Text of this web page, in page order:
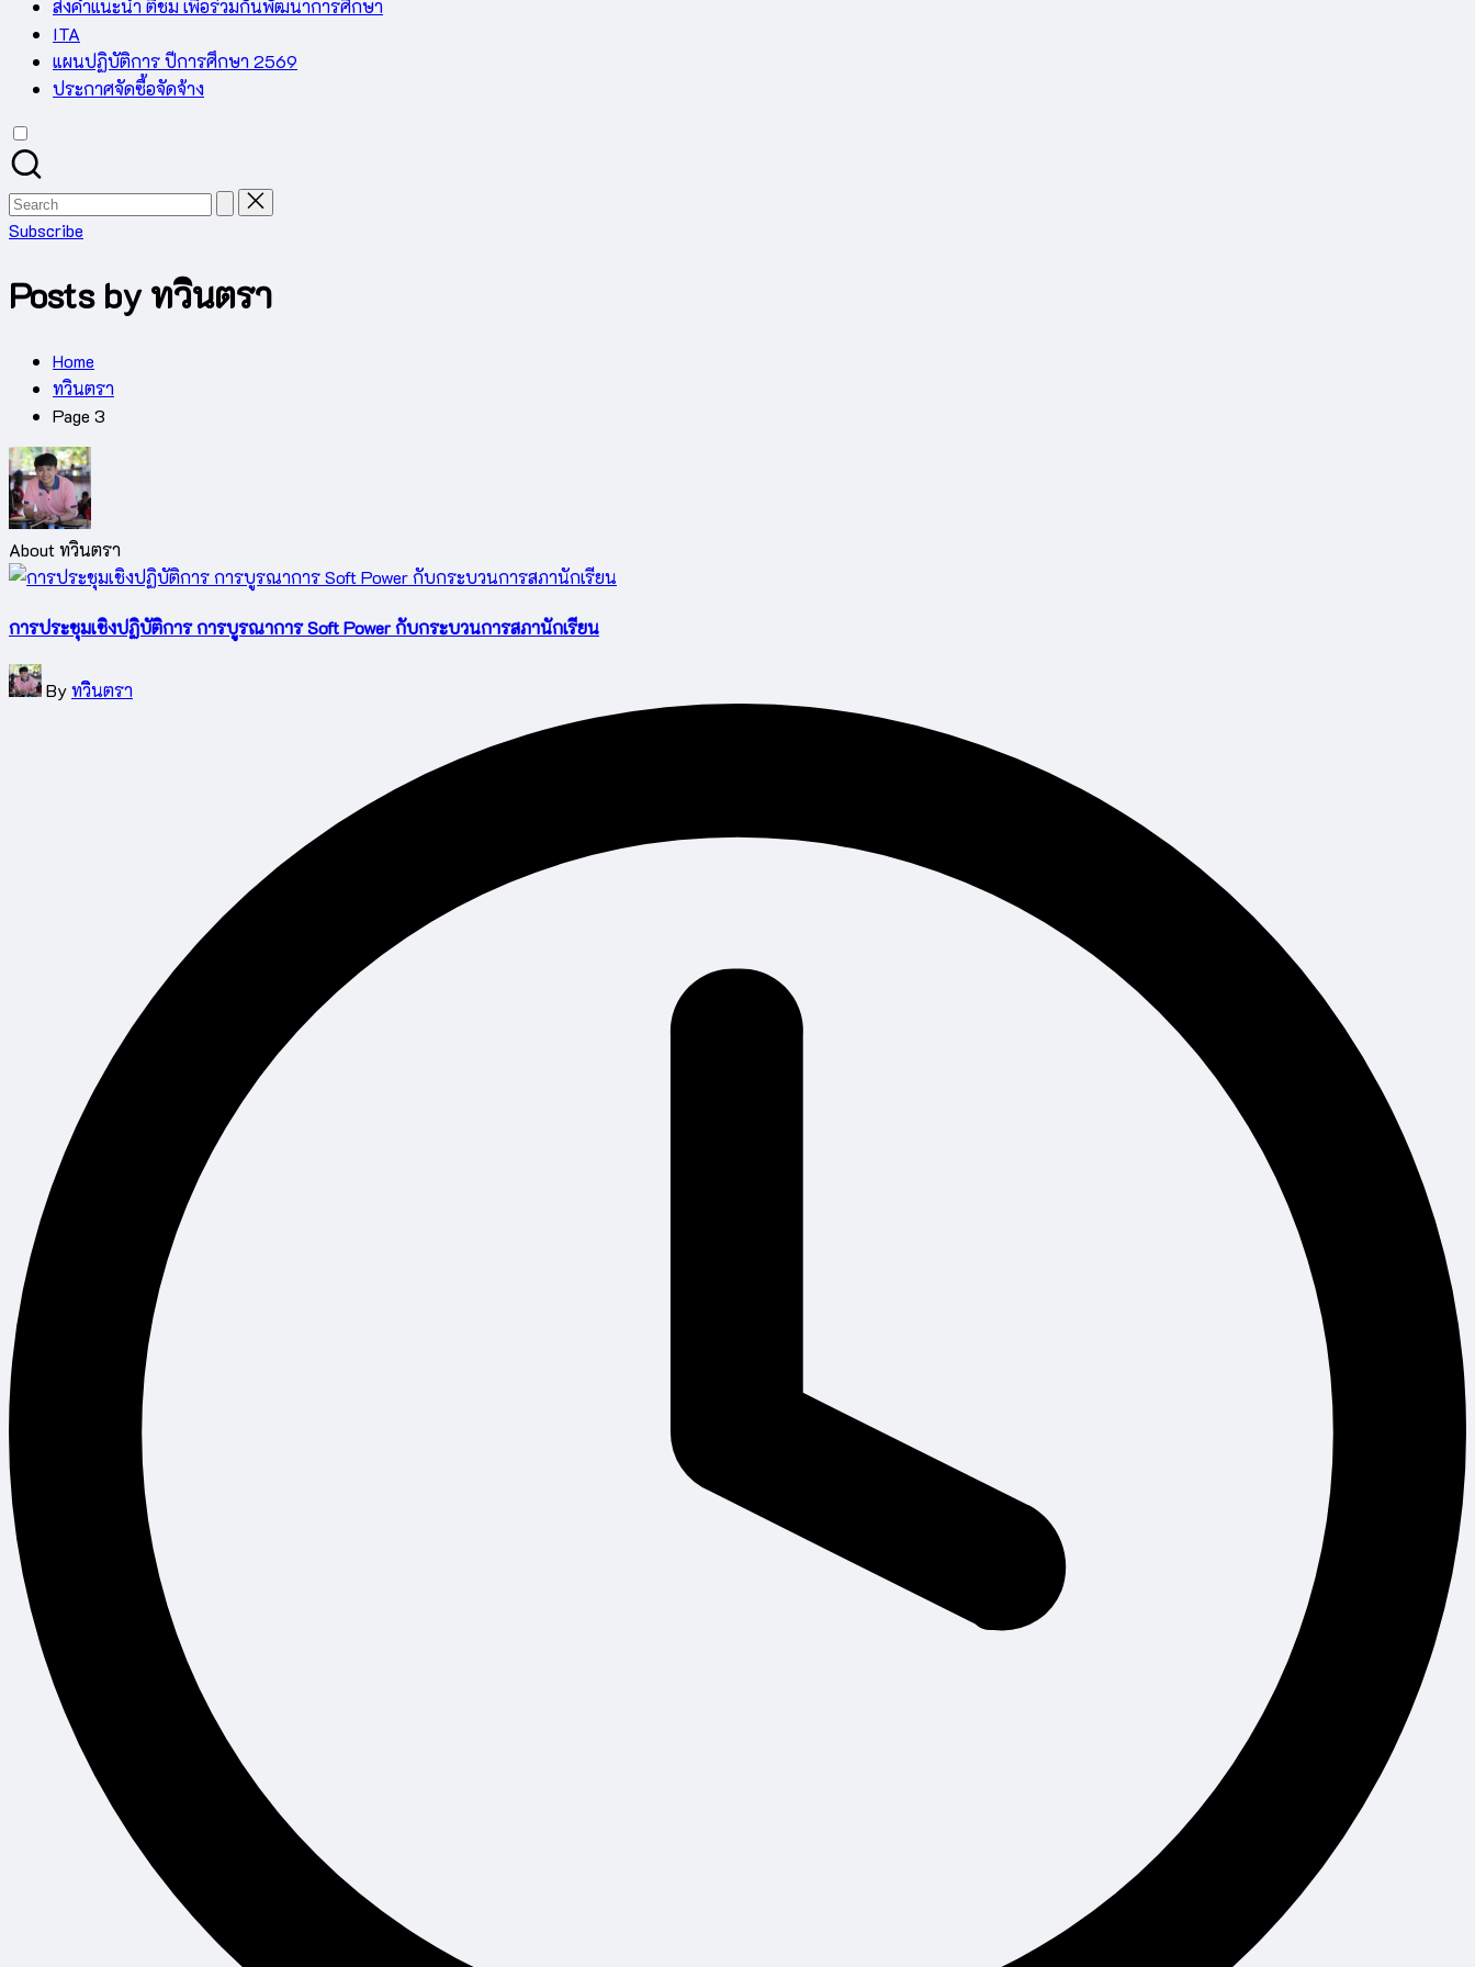
ส่งคำแนะนำ ติชม เพื่อร่วมกันพัฒนาการศึกษา
ITA
แผนปฏิบัติการ ปีการศึกษา 2569
ประกาศจัดซื้อจัดจ้าง
Search
for:
Subscribe
Posts by ทวินตรา
Home
ทวินตรา
Page 3
About ทวินตรา
การประชุมเชิงปฏิบัติการ การบูรณาการ Soft Power กับกระบวนการสภานักเรียน
Posted
by
Byทวินตรา